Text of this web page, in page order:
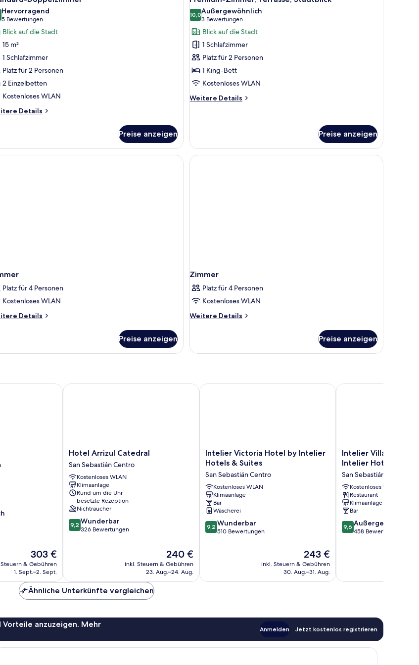
Zweibettzimmer,
Balkon
von 10
Hervorragend
5 Bewertungen
(5
Bewertungen)
Blick auf die Stadt
15 m²
1 Schlafzimmer
Platz für 2 Personen
2 Einzelbetten
Kostenloses WLAN
Details
Preise anzeigen
Fotos
für
Premium-
Zimmer,
Terrasse,
Stadtblick
anzeigen
10,010,0 von 10
Außergewöhnlich
3 Bewertungen
(3
Bewertungen)
Blick auf die Stadt
1 Schlafzimmer
Platz für 2 Personen
1 King-Bett
Kostenloses WLAN
Weitere Details
Weitere
Terrasse,
Stadtblick
Preise anzeigen
Platz für 4 Personen
Kostenloses WLAN
Details
Preise anzeigen
Zimmer
Platz für 4 Personen
Kostenloses WLAN
Weitere Details
Weitere
Preise anzeigen
Der
Preis
beträgt
303 €
& Gebühren
1. Sept.–2. Sept.
Hotel
Arrizul
Catedral
San
Sebastián
Centro
Hotel Arrizul Catedral
San Sebastián Centro
Kostenloses WLAN
Klimaanlage
Rund um die Uhr
besetzte Rezeption
Nichtraucher
9.2
von
9,2 Wunderbar
326 Bewertungen
Der
Preis
beträgt
240 €
inkl. Steuern & Gebühren
23. Aug.–24. Aug.
Hotel Arrizul Catedral
Intelier
Victoria
by
Intelier
Hotels
&
Suites
San
Sebastián
Intelier Victoria Hotel by Intelier
Hotels & Suites
San Sebastián Centro
Kostenloses WLAN
Klimaanlage
Bar
Wäscherei
9.2
von
9,2 Wunderbar
510 Bewertungen
Der
Preis
beträgt
243 €
inkl. Steuern & Gebühren
30. Aug.–31. Aug.
Intelier Victoria Hotel by Intelier Hotels & Suites
Intelier
Villa
Hotel
by
Intelier
Hotels
&
Suites
San
Intelier Villa
Intelier Hotels &
San Sebastián Centro
Kostenloses WLAN
Restaurant
Klimaanlage
Bar
9.6
von
9,6 Außergewöhnlich
458 Bewertungen
Intelier Villa Katalina
Ähnliche Unterkünfte vergleichen
anzuzeigen. Mehr
Anmelden Jetzt kostenlos registrieren